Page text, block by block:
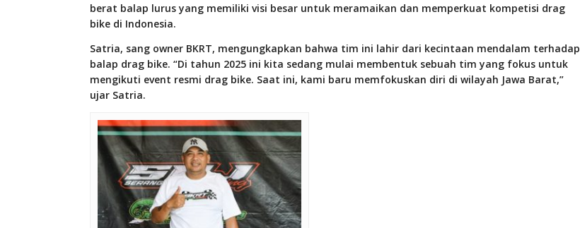
berat balap lurus yang memiliki visi besar untuk meramaikan dan memperkuat kompetisi drag
bike di Indonesia.
Satria, sang owner BKRT, mengungkapkan bahwa tim ini lahir dari kecintaan mendalam terhadap
balap drag bike. “Di tahun 2025 ini kita sedang mulai membentuk sebuah tim yang fokus untuk
mengikuti event resmi drag bike. Saat ini, kami baru memfokuskan diri di wilayah Jawa Barat,”
ujar Satria.